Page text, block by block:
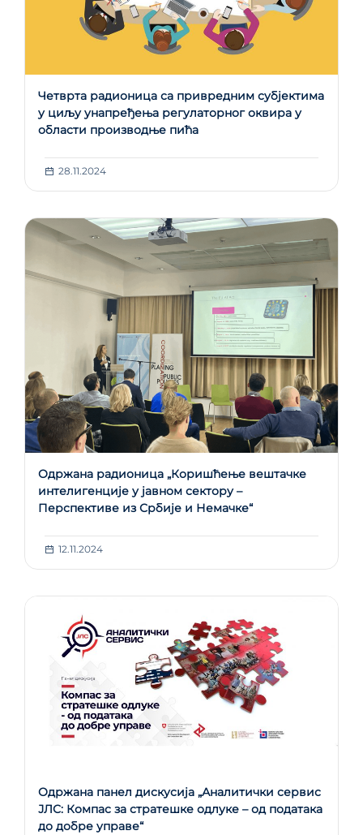
Четврта радионица са привредним субјектима
у циљу унапређења регулаторног оквира у
области производње пића
28.11.2024
Одржана радионица „Коришћење вештачке
интелигенције у јавном сектору –
Перспективе из Србије и Немачке“
12.11.2024
Одржана панел дискусија „Аналитички сервис
ЈЛС: Компас за стратешке одлуке – од података
до добре управе“